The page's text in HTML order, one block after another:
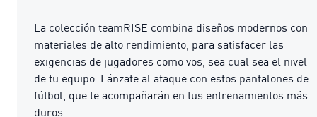
La colección teamRISE combina diseños modernos con
materiales de alto rendimiento, para satisfacer las
exigencias de jugadores como vos, sea cual sea el nivel
de tu equipo. Lánzate al ataque con estos pantalones de
fútbol, que te acompañarán en tus entrenamientos más
duros.